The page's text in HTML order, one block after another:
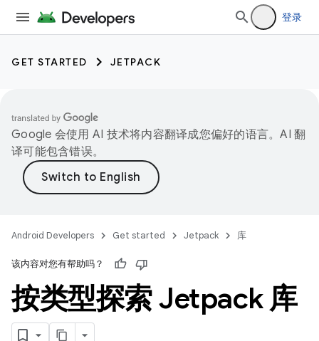
登录
GET STARTED JETPACK
Google 会使用 AI 技术将内容翻译成您偏好的语言。AI 翻
译可能包含错误。
Android Developers Get started Jetpack 库
该内容对您有帮助吗？
按类型探索 Jetpack 库